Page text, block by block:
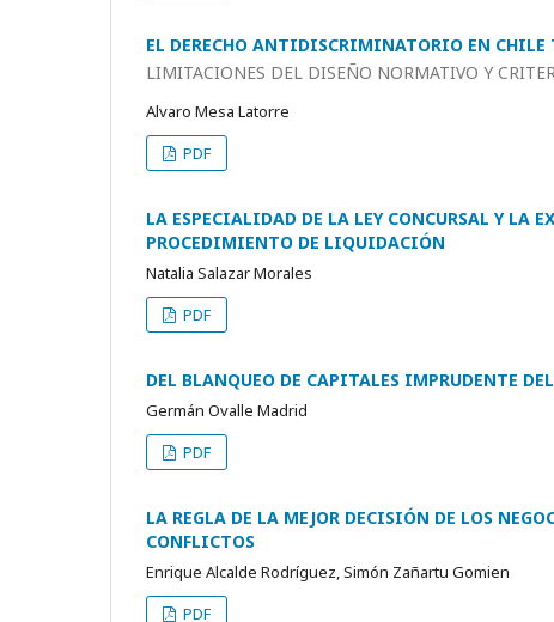
EL DERECHO ANTIDISCRIMINATORIO EN CHILE
LIMITACIONES DEL DISEÑO NORMATIVO Y
Alvaro Mesa Latorre
PDF
LA ESPECIALIDAD DE LA LEY CONCURSAL Y LA
PROCEDIMIENTO DE LIQUIDACIÓN
Natalia Salazar Morales
PDF
DEL BLANQUEO DE CAPITALES IMPRUDENTE
Germán Ovalle Madrid
PDF
LA REGLA DE LA MEJOR DECISIÓN DE LOS
CONFLICTOS
Enrique Alcalde Rodríguez, Simón Zañartu Gomien
PDF